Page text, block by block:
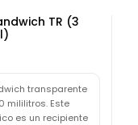
TR (3
transparente
mililitros. Este
es un recipiente